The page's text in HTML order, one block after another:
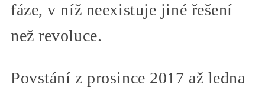
fáze, v níž neexistuje jiné řešení
než revoluce.
Povstání z prosince 2017 až ledna